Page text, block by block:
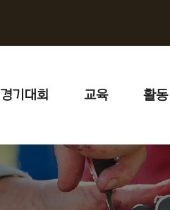
경기대회 교육 활동